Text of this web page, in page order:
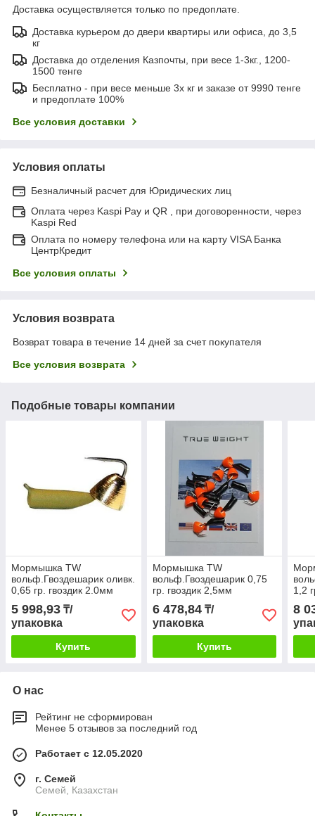
Доставка осуществляется только по предоплате.
Доставка курьером до двери квартиры или офиса, до 3,5
кг
Доставка до отделения Казпочты, при весе 1-3кг., 1200-
1500 тенге
Бесплатно - при весе меньше 3х кг и заказе от 9990 тенге
и предоплате 100%
Все условия доставки
Условия оплаты
Безналичный расчет для Юридических лиц
Оплата через Kaspi Pay и QR , при договоренности, через
Kaspi Red
Оплата по номеру телефона или на карту VISA Банка
ЦентрКредит
Все условия оплаты
Условия возврата
Возврат товара в течение 14 дней за счет покупателя
Все условия возврата
Подобные товары компании
Мормышка TW
вольф.Гвоздешарик оливк.
0,65 гр. гвоздик 2.0мм
Колокольчик латунь
уп.10шт
5 998,93 ₸/
упаковка
Купить
Мормышка TW
вольф.Гвоздешарик 0,75
гр. гвоздик 2,5мм
Колокольчик красный
уп.10шт
6 478,84₸/
упаковка
Купить
1,2
8
О нас
Рейтинг не сформирован
Менее 5 отзывов за последний год
Работает с 12.05.2020
г. Семей
Семей, Казахстан